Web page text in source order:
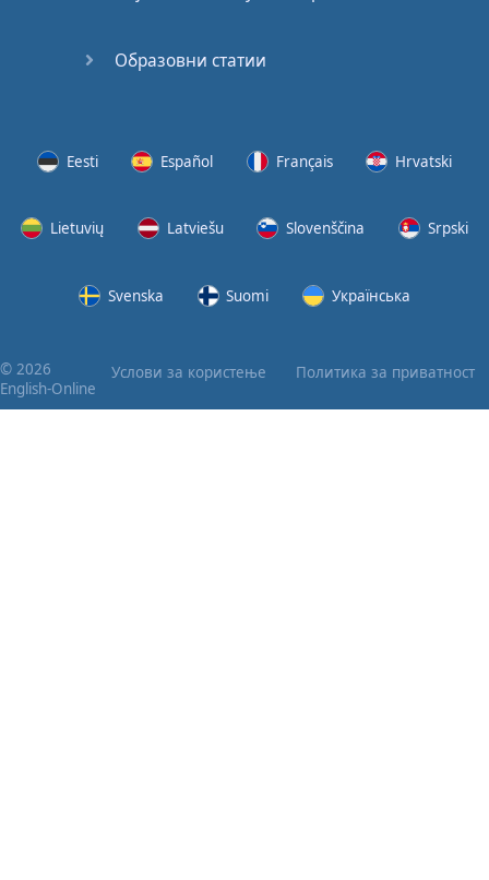
Образовни статии
Eesti Español Français Hrvatski
Lietuvių Latviešu Slovenščina Srpski
Svenska Suomi Українська
© 2026
English-Online
Услови за користење Политика за приватност